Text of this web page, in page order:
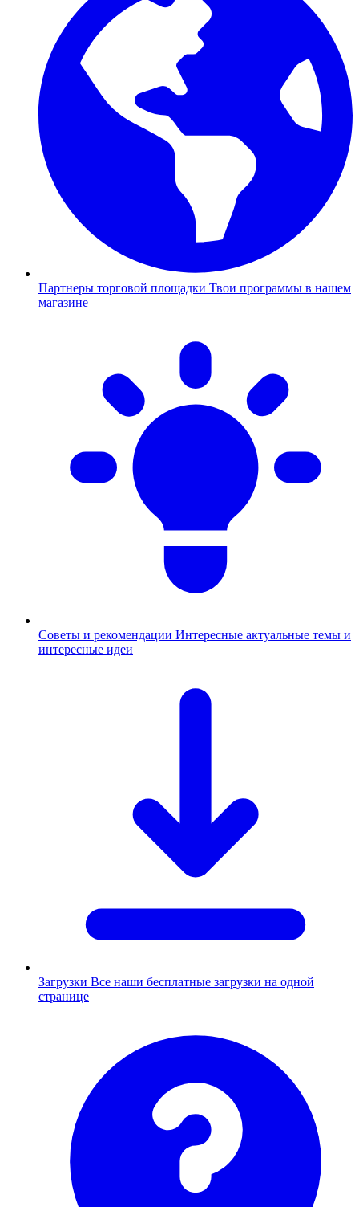
Партнеры торговой площадки Твои программы в нашем
магазине
Советы и рекомендации Интересные актуальные темы и
интересные идеи
Загрузки Все наши бесплатные загрузки на одной
странице